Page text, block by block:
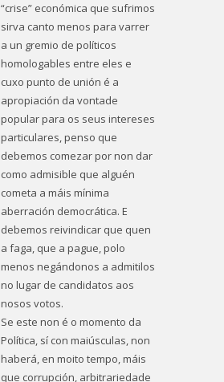
“crise” económica que sufrimos
sirva canto menos para varrer
a un gremio de políticos
homologables entre eles e
cuxo punto de unión é a
apropiación da vontade
popular para os seus intereses
particulares, penso que
debemos comezar por non dar
como admisible que alguén
cometa a máis mínima
aberración democrática. E
debemos reivindicar que quen
a faga, que a pague, polo
menos negándonos a admitilos
no lugar de candidatos aos
nosos votos.
Se este non é o momento da
Política, sí con maiúsculas, non
haberá, en moito tempo, máis
que corrupción, arbitrariedade